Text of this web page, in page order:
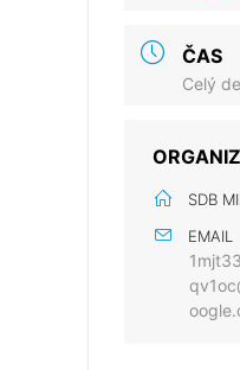
ČAS
Celý
SDB
EMAIL